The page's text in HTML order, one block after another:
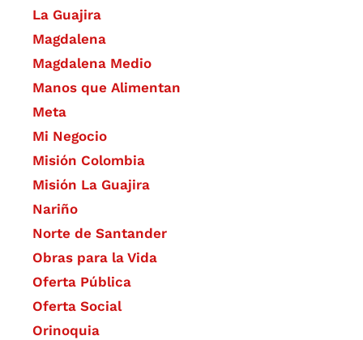
La Guajira
Magdalena
Magdalena Medio
Manos que Alimentan
Meta
Mi Negocio
Misión Colombia
Misión La Guajira
Nariño
Norte de Santander
Obras para la Vida
Oferta Pública
Oferta Social​​
Orinoquia